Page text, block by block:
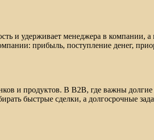
и удерживает менеджера в компании,
прибыль, поступление денег,
и продуктов. В B2B, где важны
быстрые сделки, а долгосрочные